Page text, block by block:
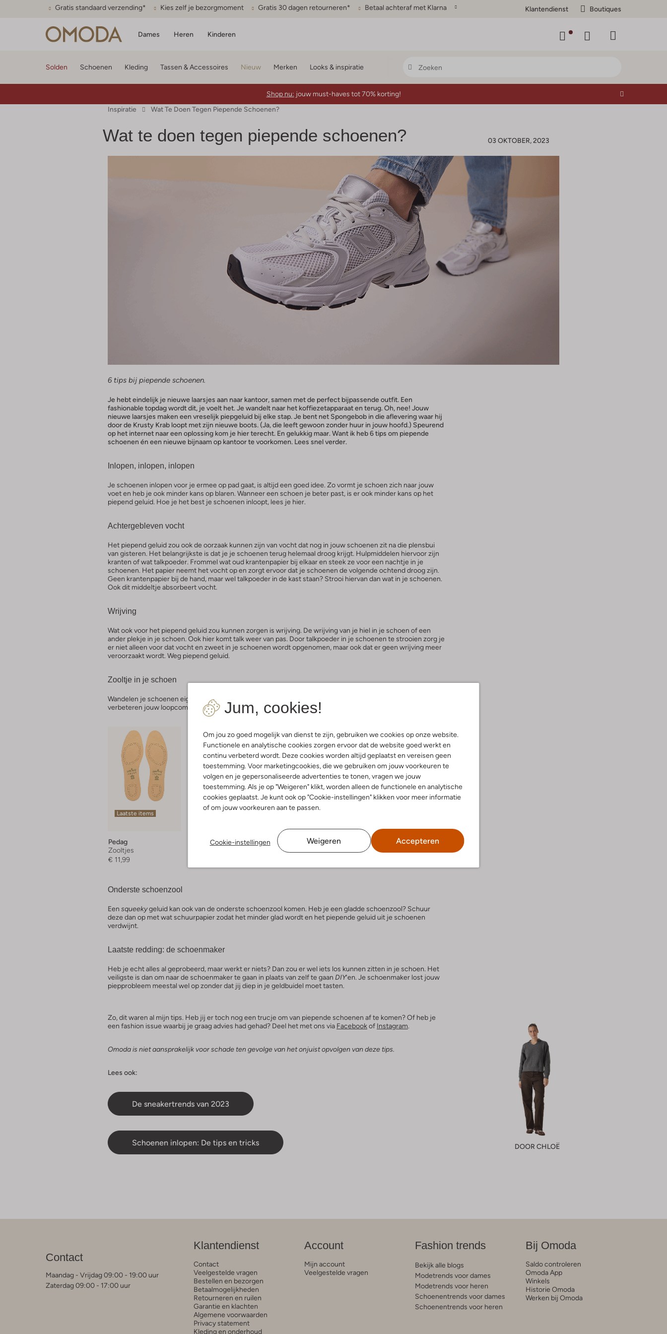
Gratis standaard verzending* Kies zelf je bezorgmoment Gratis 30 dagen retourneren* Betaal achteraf met Klarna Klantendienst Boutiques
Dames Heren Kinderen
Jum, cookies!
Om jou zo goed mogelijk van dienst te zijn, gebruiken we cookies op onze website.
Functionele en analytische cookies zorgen ervoor dat de website goed werkt en
continu verbeterd wordt. Deze cookies worden altijd geplaatst en vereisen geen
toestemming. Voor marketingcookies, die we gebruiken om jouw voorkeuren te
volgen en je gepersonaliseerde advertenties te tonen, vragen we jouw
toestemming. Als je op "Weigeren" klikt, worden alleen de functionele en analytische
cookies geplaatst. Je kunt ook op "Cookie-instellingen" klikken voor meer informatie
of om jouw voorkeuren aan te passen.
Cookie-instellingen Weigeren Accepteren
Solden Schoenen Kleding Tassen & Accessoires Nieuw Merken Looks & inspiratie
Shop nu: jouw must-haves tot 70% korting!
Inspiratie
Wat Te Doen Tegen Piepende Schoenen?
Wat te doen tegen piepende schoenen? 03 OKTOBER, 2023
6 tips bij piepende schoenen.
Je hebt eindelijk je nieuwe laarsjes aan naar kantoor, samen met de perfect bijpassende outfit. Een
fashionable topdag wordt dit, je voelt het. Je wandelt naar het koffiezetapparaat en terug. Oh, nee! Jouw
nieuwe laarsjes maken een vreselijk piepgeluid bij elke stap. Je bent net Spongebob in die aflevering waar hij
door de Krusty Krab loopt met zijn nieuwe boots. (Ja, die leeft gewoon zonder huur in jouw hoofd.) Speurend
op het internet naar een oplossing kom je hier terecht. En gelukkig maar. Want ik heb 6 tips om piepende
schoenen én een nieuwe bijnaam op kantoor te voorkomen. Lees snel verder.
Inlopen, inlopen, inlopen
Je schoenen inlopen voor je ermee op pad gaat, is altijd een goed idee. Zo vormt je schoen zich naar jouw
voet en heb je ook minder kans op blaren. Wanneer een schoen je beter past, is er ook minder kans op het
piepend geluid. Hoe je het best je schoenen inloopt, lees je hier.
Achtergebleven vocht
Het piepend geluid zou ook de oorzaak kunnen zijn van vocht dat nog in jouw schoenen zit na die plensbui
van gisteren. Het belangrijkste is dat je je schoenen terug helemaal droog krijgt. Hulpmiddelen hiervoor zijn
kranten of wat talkpoeder. Frommel wat oud krantenpapier bij elkaar en steek ze voor een nachtje in je
schoenen. Het papier neemt het vocht op en zorgt ervoor dat je schoenen de volgende ochtend droog zijn.
Geen krantenpapier bij de hand, maar wel talkpoeder in de kast staan? Strooi hiervan dan wat in je schoenen.
Ook dit middeltje absorbeert vocht.
Wrijving
Wat ook voor het piepend geluid zou kunnen zorgen is wrijving. De wrijving van je hiel in je schoen of een
ander plekje in je schoen. Ook hier komt talk weer van pas. Door talkpoeder in je schoenen te strooien zorg je
er niet alleen voor dat vocht en zweet in je schoenen wordt opgenomen, maar ook dat er geen wrijving meer
veroorzaakt wordt. Weg piepend geluid.
Zooltje in je schoen
Wandelen je schoenen eigenlijk niet helemaal comfy? Dan kun je kiezen voor nieuwe
verbeteren jouw loopcomfort én laten het piepgeluid stoppen.
Laatste items
Pedag
Zooltjes
€ 11,99
Laatste items
Pedag
Onderste schoenzool
Een squeekygeluid kan ook van de onderste schoenzool komen. Heb je een gladde schoenzool? Schuur
deze dan op met wat schuurpapier zodat het minder glad wordt en het piepende geluid uit je schoenen
verdwijnt.
Laatste redding: de schoenmaker
Heb je echt alles al geprobeerd, maar werkt er niets? Dan zou er wel iets los kunnen zitten in je schoen. Het
veiligste is dan om naar de schoenmaker te gaan in plaats van zelf te gaan DIY’en. Je schoenmaker lost jouw
piepprobleem meestal wel op zonder dat jij diep in je geldbuidel moet tasten.
Zo, dit waren al mijn tips. Heb jij er toch nog een trucje om van piepende schoenen af te komen? Of heb je
een fashion issue waarbij je graag advies had gehad? Deel het met ons via Facebook of Instagram.
Omoda is niet aansprakelijk voor schade ten gevolge van het onjuist opvolgen van deze tips.
Lees ook:
De sneakertrends van 2023
Schoenen inlopen: De tips en tricks DOOR CHLOË
Contact
Maandag - Vrijdag 09:00 - 19:00 uur
Zaterdag 09:00 - 17:00 uur
Klantendienst
Contact
Veelgestelde vragen
Bestellen en bezorgen
Betaalmogelijkheden
Retourneren en ruilen
Garantie en klachten
Algemene voorwaarden
Privacy statement
Kleding en onderhoud
Account
Mijn account
Veelgestelde vragen
Fashion trends
Bekijk alle blogs
Modetrends voor dames
Modetrends voor heren
Schoenentrends voor dames
Schoenentrends voor heren
Bij Omoda
Saldo controleren
Omoda App
Winkels
Historie Omoda
Werken bij Omoda